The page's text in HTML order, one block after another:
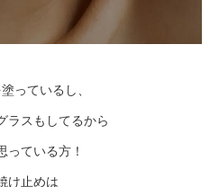
っているし、
ラスもしてるから
っている方！
け止めは